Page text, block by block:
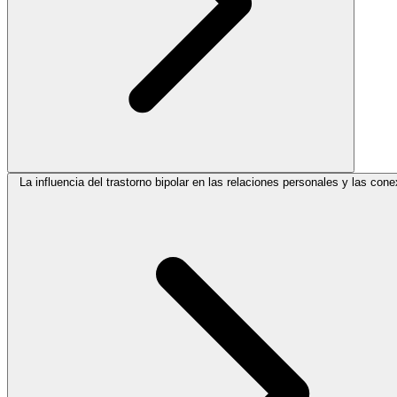
La influencia del trastorno bipolar en las relaciones personales y las